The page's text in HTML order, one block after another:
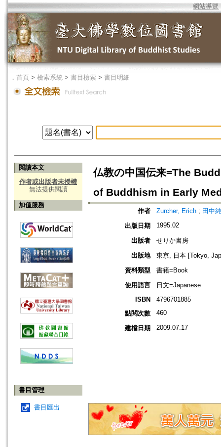
網站導覽
． 首頁 > 檢索系統 > 書目檢索 > 書目明細
閱讀本文
作者或出版者未授權
無法提供閱讀
加值服務
書目管理
書目匯出
仏教の中国伝来=The
of Buddhism in Early
作者 Zurcher, Erich ; 田中
出版日期
1995.02
出版者
せりか書房
出版地
東京, 日本 [Tokyo,
資料類型
書籍=Book
使用語言
日文=Japanese
ISBN
4796701885
點閱次數
460
建檔日期 2009.07.17